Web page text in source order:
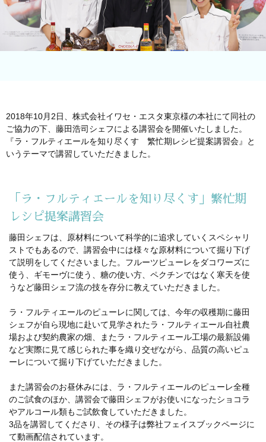
2018年10月2日、株式会社イワセ・エスタ東京様の本社にて同社の
ご協力の下、藤田浩司シェフによる講習会を開催いたしました。
『ラ・フルティエールを知り尽くす 繁忙期レシピ提案講習会』と
いうテーマで講習していただきました。
「ラ・フルティエールを知り尽くす」繁忙期
レシピ提案講習会
藤田シェフは、原材料について科学的に追求していくスペシャリ
ストでもあるので、講習会中には様々な原材料について掘り下げ
て説明をしてくださいました。フルーツピューレをダコワーズに
使う、ギモーヴに使う、糖の使い方、ペクチンではなく寒天を使
うなど藤田シェフ流の技を存分に教えていただきました。
ラ・フルティエールのピューレに関しては、今年の収穫期に藤田
シェフが自ら現地に赴いて見学されたラ・フルティエール自社農
場および契約農家の畑、またラ・フルティエール工場の最新設備
など実際に見て感じられた事を織り交ぜながら、品質の高いピュ
ーレについて掘り下げていただきました。
また講習会のお昼休みには、ラ・フルティエールのピューレ全種
のご試食のほか、講習会で藤田シェフがお使いになったショコラ
やアルコール類もご試飲食していただきました。
3品を講習してくださり、その様子は弊社フェイスブックページに
て動画配信されています。